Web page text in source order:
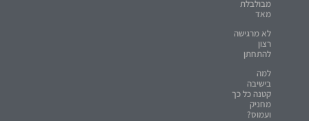
מבולבלת
מאד
לא מרגישה
רצון
להתחתן
למה
בישיבה
קטנה כל כך
מחניק
ועמוס?